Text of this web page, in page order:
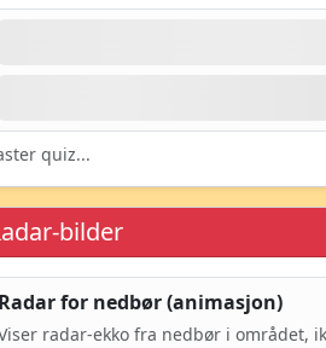
quiz...
bilder
Radar for nedbør (animasjon)
radar-ekko fra nedbør i området,